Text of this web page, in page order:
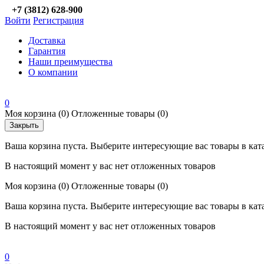
+7 (3812) 628-900
Войти Регистрация
Доставка
Гарантия
Наши преимущества
О компании
0
Моя корзина (0) Отложенные товары (0)
Закрыть
Ваша корзина пуста. Выберите интересующие вас товары в
В настоящий момент у вас нет отложенных товаров
Моя корзина (0) Отложенные товары (0)
Ваша корзина пуста. Выберите интересующие вас товары в
В настоящий момент у вас нет отложенных товаров
0